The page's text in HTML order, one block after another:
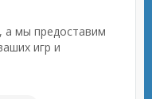
а мы предоставим
игр и